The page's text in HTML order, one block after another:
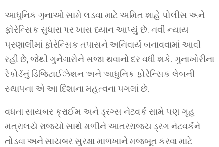
આધુનિક ગુનાઓ સામે લડવા માટે અમિત શાહે પોલીસ અને
ફોરેન્સિક સુધારા પર ખાસ ધ્યાન આપ્યું છે. નવી ન્યાય
પ્રણાલીમાં ફોરેન્સિક તપાસને અનિવાર્ય બનાવવામાં આવી
રહી છે, જેથી ગુનેગારોને સજા થવાનો દર વધી શકે. ગુનાખોરીના
રેકોર્ડનું ડિજિટાઈઝેશન અને આધુનિક ફોરેન્સિક લેબની
સ્થાપના એ આ દિશાના મહત્વના પગલાં છે.
વધતા સાયબર ક્રાઈમ અને ડ્રગ્સ નેટવર્ક સામે પણ ગૃહ
મંત્રાલયે રાજ્યો સાથે મળીને આંતરરાજ્ય ડ્રગ નેટવર્કને
તોડવા અને સાયબર સુરક્ષા માળખાને મજબૂત કરવા માટે